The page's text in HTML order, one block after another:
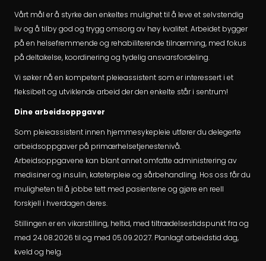
Vårt mål er å styrke den enkeltes mulighet til å leve et selvstendig
liv og å tilby god og trygg omsorg av høy kvalitet. Arbeidet bygger
på en helsefremmende og rehabiliterende tilnærming, med fokus
på deltakelse, koordinering og tydelig ansvarsfordeling.
Vi søker nå en kompetent pleieassistent som er interessert i et
fleksibelt og utviklende arbeid der den enkelte står i sentrum!
Dine arbeidsoppgaver
Som pleieassistent innen hjemmesykepleie utfører du delegerte
arbeidsoppgaver på primærhelsetjenestenivå.
Arbeidsoppgavene kan blant annet omfatte administrering av
medisiner og insulin, kateterpleie og sårbehandling. Hos oss får du
muligheten til å jobbe tett med pasientene og gjøre en reell
forskjell i hverdagen deres.
Stillingen er en vikarstilling, heltid, med tiltrædelsestidspunkt fra og
med 24.08.2026 til og med 05.09.2027. Planlagt arbeidstid dag,
kveld og helg.